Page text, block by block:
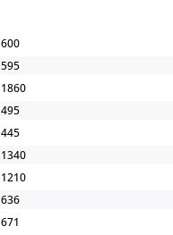
600
595
1860
495
445
1340
1210
636
671